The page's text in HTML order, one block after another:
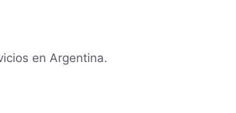
en Argentina.